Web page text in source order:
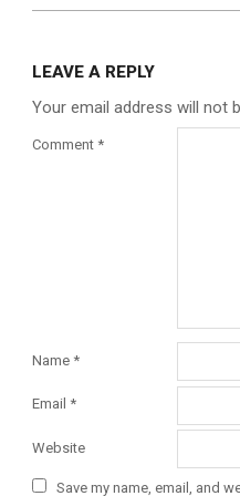
LEAVE A REPLY
Your email address will not
Comment *
Name *
Email *
Website
Save my name, email, and